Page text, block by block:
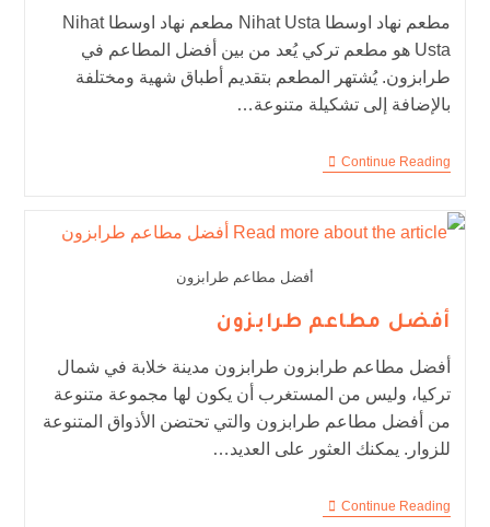
مطعم نهاد اوسطا Nihat Usta مطعم نهاد اوسطا Nihat
Usta هو مطعم تركي يُعد من بين أفضل المطاعم في
طرابزون. يُشتهر المطعم بتقديم أطباق شهية ومختلفة
بالإضافة إلى تشكيلة متنوعة…
Continue Reading
أفضل مطاعم طرابزون
أفضل مطاعم طرابزون
أفضل مطاعم طرابزون طرابزون مدينة خلابة في شمال
تركيا، وليس من المستغرب أن يكون لها مجموعة متنوعة
من أفضل مطاعم طرابزون والتي تحتضن الأذواق المتنوعة
للزوار. يمكنك العثور على العديد…
Continue Reading